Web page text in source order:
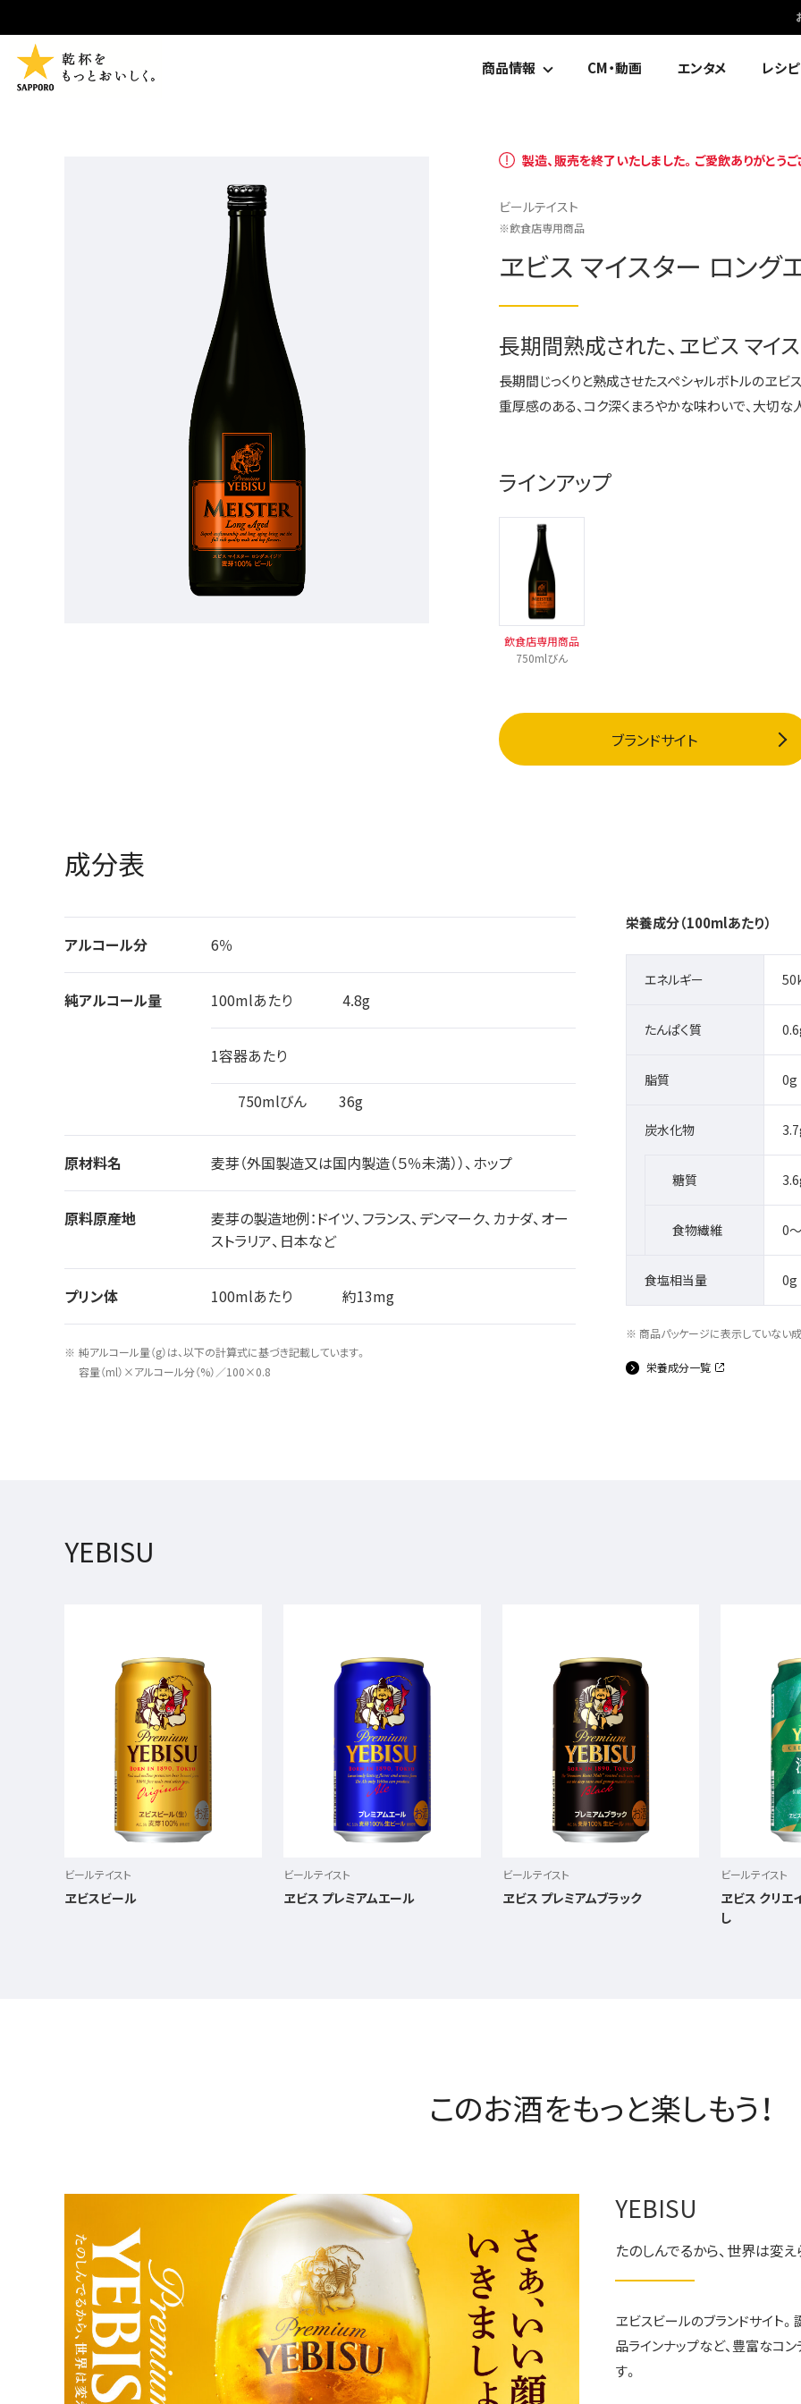
商品情報 CM・動画 エンタメ レシピ
製造、販売を終了いたしました。ご愛飲ありがとうご
ビールテイスト
飲食店専用商品
ヱビス マイスター ロング
長期間熟成された、ヱビス マイ
長期間じっくりと熟成させたスペシャルボトルのヱビス
重厚感のある、コク深くまろやかな味わいで、大切な
ラインアップ
飲食店専用商品
750mlびん
ブランドサイト
成分表
アルコール分 6％
純アルコール量 100mlあたり 4.8g
1容器あたり
750mlびん 36g
原材料名 麦芽（外国製造又は国内製造（５％未満））、ホップ
原料原産地
麦芽の製造地例：ドイツ、フランス、デンマーク、カナダ、オー
ストラリア、日本など
プリン体 100mlあたり 約13mg
純アルコール量（g）は、以下の計算式に基づき記載しています。
容量（ml）×アルコール分（%）／100×0.8
栄養成分（100mlあたり）
エネルギー
たんぱく質
脂質 0g
炭水化物
糖質
食物繊維 0
食塩相当量 0g
商品パッケージに表示していない
栄養成分一覧
YEBISU
ビールテイスト
ヱビスビール
ビールテイスト
ヱビス プレミアムエール
ビールテイスト
ヱビス プレミアムブラック
ビールテイスト
ヱビス クリエ
し
このお酒をもっと楽しもう！
YEBISU
たのしんでるから、世界は変え
ヱビスビールのブランドサイト
品ラインナップなど、豊富なコ
す。